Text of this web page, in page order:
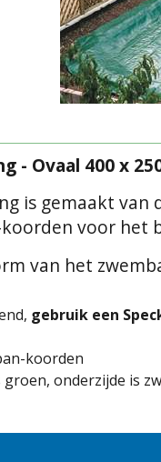
- Ovaal 400 x
is gemaakt
voor het
van het
gebruik een
koorden
onderzijde is